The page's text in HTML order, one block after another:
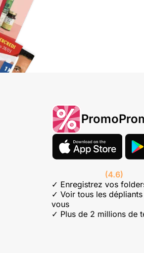
(4.6)
✓ Enregistrez vos
✓ Voir tous les
vous
✓ Plus de 2 millions de